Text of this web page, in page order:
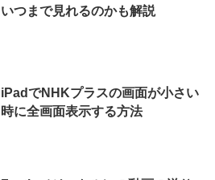
いつまで見れるのかも解説
iPadでNHKプラスの画面が小さい
時に全画面表示する方法